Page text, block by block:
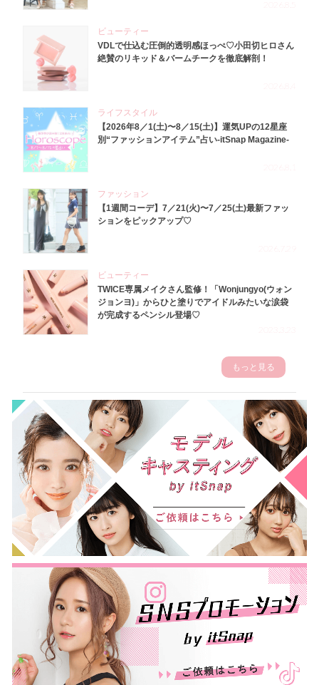
ビューティー
VDLで仕込む圧倒的透明感ほっぺ♡小田切ヒロさん
絶賛のリキッド＆バームチークを徹底解剖！
ライフスタイル
【2026年8／1(土)〜8／15(土)】運気UPの12星座
別“ファッションアイテム”占い-itSnap Magazine-
ファッション
【1週間コーデ】7／21(火)〜7／25(土)最新ファッ
ションをピックアップ♡
ビューティー
TWICE専属メイクさん監修！「Wonjungyo(ウォン
ジョンヨ)」からひと塗りでアイドルみたいな涙袋
が完成するペンシル登場♡
もっと見る